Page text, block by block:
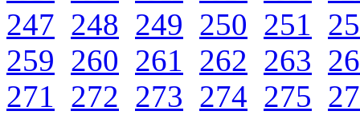
247 248 249 250 251
259 260 261 262 263
271 272 273 274 275